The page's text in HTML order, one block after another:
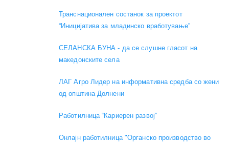
Транснационален состанок за проектот
“Иницијатива за младинско вработување”
СЕЛАНСКА БУНА - да се слушне гласот на
македонските села
ЛАГ Агро Лидер на информативна средба со жени
од општина Долнени
Работилница “Кариерен развој”
Онлајн работилница "Органско производство во